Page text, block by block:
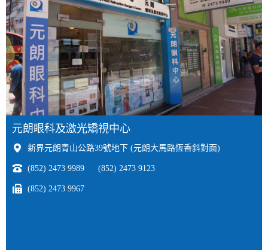
元朗眼科及激光矯視中心
新界元朗青山公路39號地下 (元朗大馬路恆香斜對面)
(852) 2473 9989 (852) 2473 9123
(852) 2473 9967